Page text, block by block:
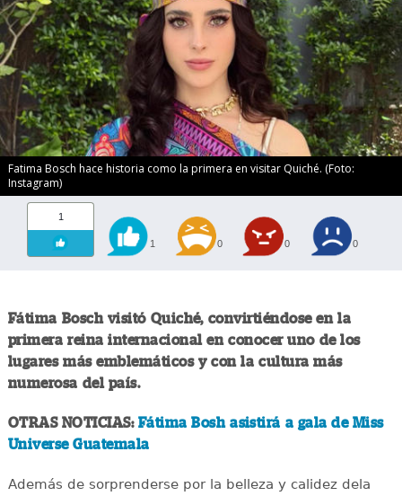
Fatima Bosch hace historia como la primera en visitar Quiché. (Foto:
Instagram)
1
1 0 0 0
Fátima Bosch visitó Quiché, convirtiéndose en la
primera reina internacional en conocer uno de los
lugares más emblemáticos y con la cultura más
numerosa del país.
OTRAS NOTICIAS: Fátima Bosh asistirá a gala de Miss
Universe Guatemala
Además de sorprenderse por la belleza y calidez dela